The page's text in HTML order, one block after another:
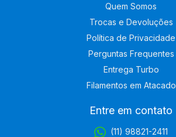
Quem Somos
Trocas e Devoluções
Política de Privacidade
Perguntas Frequentes
Entrega Turbo
Filamentos em Atacado
Entre em contato
(11) 98821-2411